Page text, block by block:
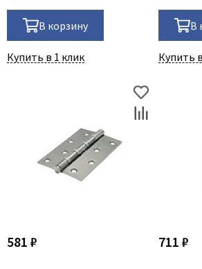
В корзину
Купить в 1 клик
В
Купить
581 ₽ 711 ₽